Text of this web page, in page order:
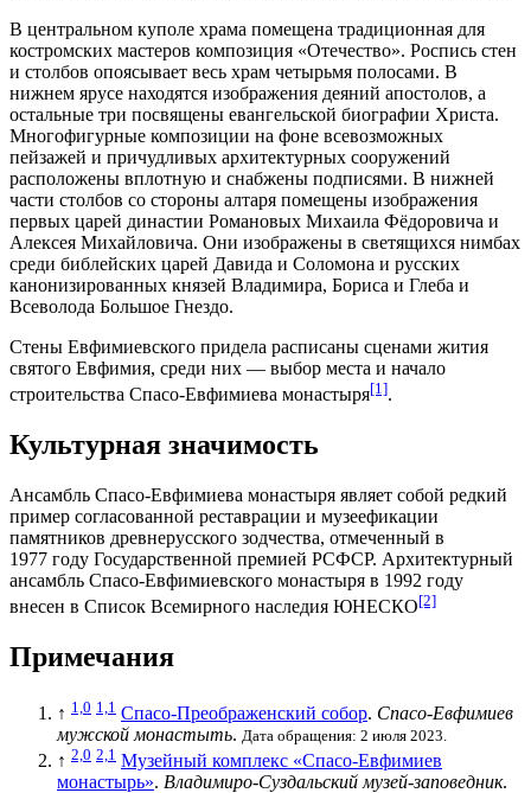
В центральном куполе храма помещена традиционная для
костромских мастеров композиция «Отечество». Роспись стен
и столбов опоясывает весь храм четырьмя полосами. В
нижнем ярусе находятся изображения деяний апостолов, а
остальные три посвящены евангельской биографии Христа.
Многофигурные композиции на фоне всевозможных
пейзажей и причудливых архитектурных сооружений
расположены вплотную и снабжены подписями. В нижней
части столбов со стороны алтаря помещены изображения
первых царей династии Романовых Михаила Фёдоровича и
Алексея Михайловича. Они изображены в светящихся нимбах
среди библейских царей Давида и Соломона и русских
канонизированных князей Владимира, Бориса и Глеба и
Всеволода Большое Гнездо.
Стены Евфимиевского придела расписаны сценами жития
святого Евфимия, среди них — выбор места и начало
строительства Спасо-Евфимиева монастыря[1].
Культурная значимость
Ансамбль Спасо-Евфимиева монастыря являет собой редкий
пример согласованной реставрации и музеефикации
памятников древнерусского зодчества, отмеченный в
1977 году Государственной премией РСФСР. Архитектурный
ансамбль Спасо-Евфимиевского монастыря в 1992 году
внесен в Список Всемирного наследия ЮНЕСКО[2]
Примечания
↑ 1,0 1,1 Спасо-Преображенский собор. Спасо-Евфимиев
мужской монастыть. Дата обращения: 2 июля 2023.
↑ 2,0 2,1 Музейный комплекс «Спасо-Евфимиев
монастырь». Владимиро-Суздальский музей-заповедник.